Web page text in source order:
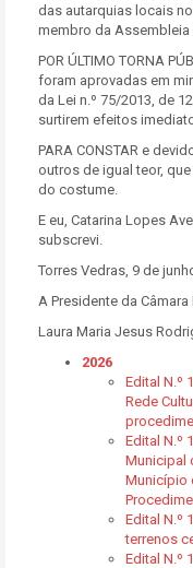
das autarquias locais
membro da
POR ÚLTIMO TORNA
foram aprovadas em
da Lei n.º 75/2013, de
surtirem efeitos
PARA CONSTAR e
outros de igual teor,
do costume.
E eu, Catarina Lopes
subscrevi.
Torres Vedras, 9 de
A Presidente da
Laura Maria Jesus
2026
Edital N.º
Rede
Edital N.º
Municipal
Município
Edital N.º
terrenos
Edital N.º